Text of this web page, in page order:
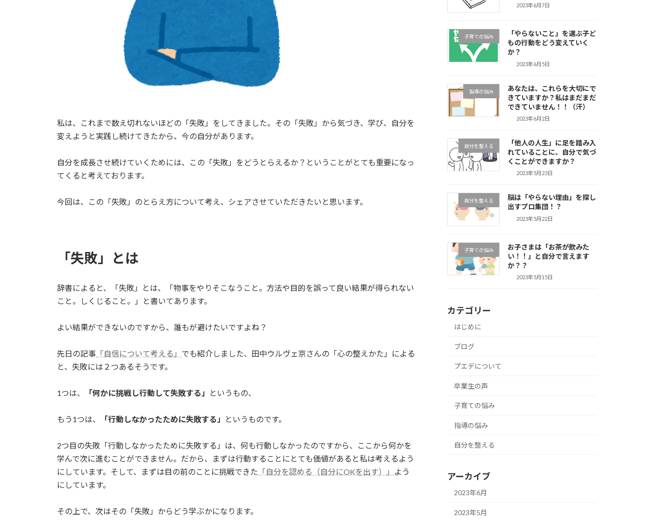
私は、これまで数え切れないほどの「失敗」をしてきました。その「失敗」から気づき、学び、自分を
変えようと実践し続けてきたから、今の自分があります。
自分を成長させ続けていくためには、この「失敗」をどうとらえるか？ということがとても重要になっ
てくると考えております。
今回は、この「失敗」のとらえ方について考え、シェアさせていただきたいと思います。
「失敗」とは
辞書によると、「失敗」とは、「物事をやりそこなうこと。方法や目的を誤って良い結果が得られない
こと。しくじること。」と書いてあります。
よい結果ができないのですから、誰もが避けたいですよね？
先日の記事 「自信について考える」 でも紹介しました、田中ウルヴェ京さんの「心の整えかた」による
と、失敗には２つあるそうです。
1つは、 「何かに挑戦し行動して失敗する」 というもの、
もう1つは、 「行動しなかったために失敗する」 というものです。
2つ目の失敗「行動しなかったために失敗する」は、何も行動しなかったのですから、ここから何かを
学んで次に進むことができません。だから、まずは行動することにとても価値があると私は考えるよう
にしています。そして、まずは目の前のことに挑戦できた 「自分を認める（自分にOKを出す）」
よう
にしています。
その上で、次はその「失敗」からどう学ぶかになります。
2023年6月7日
子育ての悩み
「やらないこと」を選ぶ子ど
もの行動をどう変えていく
か？
2023年6月5日
指導の悩み
あなたは、これらを大切にで
きていますか？私はまだまだ
できていません！！（汗）
2023年6月2日
自分を整える
「他人の人生」に足を踏み入
れていることに、自分で気づ
くことができますか？
2023年5月23日
自分を整える
脳は「やらない理由」を探し
出すプロ集団！？
2023年5月22日
子育ての悩み
お子さまは「お茶が飲みた
い！！」と自分で言えます
か？？
2023年5月15日
カテゴリー
はじめに
ブログ
プエデについて
卒業生の声
子育ての悩み
指導の悩み
自分を整える
アーカイブ
2023年6月
2023年5月